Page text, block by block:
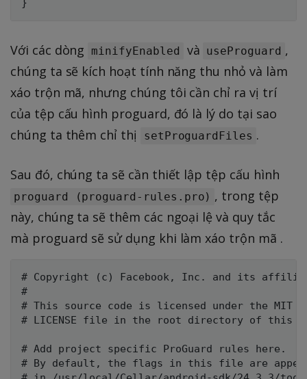
Với các dòng minifyEnabled và useProguard ,
chúng ta sẽ kích hoạt tính năng thu nhỏ và làm
xáo trộn mã, nhưng chúng tôi cần chỉ ra vị trí
của tệp cấu hình proguard, đó là lý do tại sao
chúng ta thêm chỉ thị
setProguardFiles .
Sau đó, chúng ta sẽ cần thiết lập tệp cấu hình
proguard (proguard-rules.pro) , trong tệp
này, chúng ta sẽ thêm các ngoại lệ và quy tắc
mà proguard sẽ sử dụng khi làm xáo trộn mã .
# Copyright (c) Facebook, Inc. and its
#
# This source code is licensed under the MIT
# LICENSE file in the root directory of this
# Add project specific ProGuard rules here.
# By default, the flags in this file are